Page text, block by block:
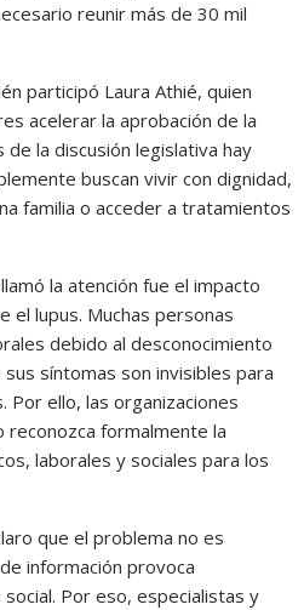
reunir más de 30 mil
participó Laura Athié, quien
acelerar la aprobación de la
de la discusión legislativa hay
buscan vivir con dignidad,
familia o acceder a tratamientos
la atención fue el impacto
el lupus. Muchas personas
debido al desconocimiento
síntomas son invisibles para
ello, las organizaciones
reconozca formalmente la
laborales y sociales para los
que el problema no es
información provoca
Por eso, especialistas y